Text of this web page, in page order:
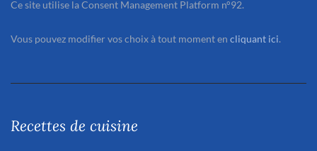
Ce site utilise la Consent Management Platform n°92.
Vous pouvez modifier vos choix à tout moment en cliquant ici.
Recettes de cuisine